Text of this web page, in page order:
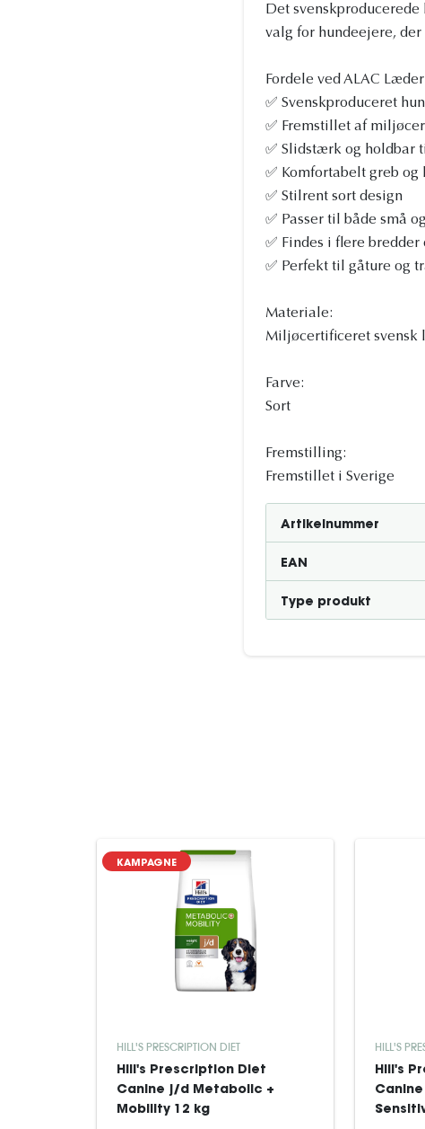
Det
valg for hundeejere,
Fordele ved ALAC
✅ Svenskproduceret
✅ Fremstillet af
✅ Slidstærk og holdbar
✅ Komfortabelt greb og
✅ Stilrent sort design
✅ Passer til både små
✅ Findes i flere
✅ Perfekt til gåture og
Materiale:
Miljøcertificeret svensk
Farve:
Sort
Fremstilling:
Fremstillet i Sverige
Artikelnummer
EAN
Type produkt
KAMPAGNE
HILL'S PRESCRIPTION DIET
Hill's Prescription Diet
Canine j/d Metabolic +
Mobility 12 kg
HILL'S
Hill's